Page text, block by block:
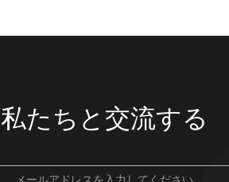
私たちと交流する